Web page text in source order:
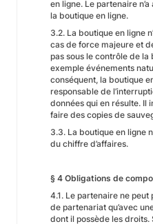
en ligne. Le partenaire
la boutique en ligne.
3.2. La boutique en ligne
cas de force majeure et
pas sous le contrôle de la
exemple événements
conséquent, la boutique
responsable de
données qui en résulte. Il
faire des copies de
3.3. La boutique en ligne
du chiffre d’affaires.
§ 4 Obligations de
4.1. Le partenaire ne
de partenariat qu’avec
dont il possède les droits.